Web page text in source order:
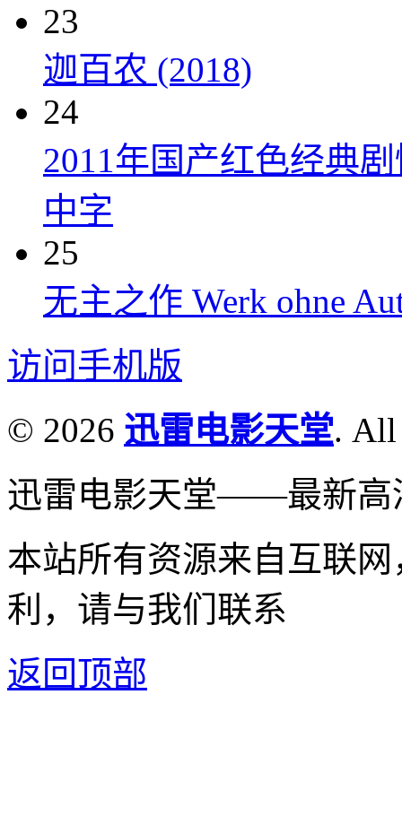
23
迦百农 (2018)
24
2011年国产红色经典
中字
25
无主之作 Werk ohne
访问手机版
© 2026 迅雷电影天堂. All
迅雷电影天堂——最新高
本站所有资源来自互联
利，请与我们联系
返回顶部